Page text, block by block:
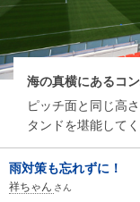
海の真横にあるコ
ピッチ面と同じ高
タンドを堪能して
雨対策も忘れずに！
祥ちゃん さん